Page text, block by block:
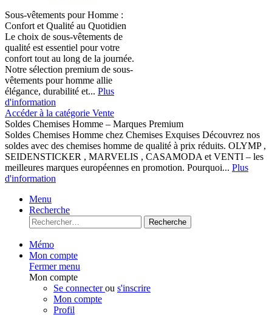
Sous-vêtements pour Homme :
Confort et Qualité au Quotidien
Le choix de sous-vêtements de
qualité est essentiel pour votre
confort tout au long de la journée.
Notre sélection premium de sous-
vêtements pour homme allie
élégance, durabilité et... Plus
d'information
Accéder à la catégorie Vente
Soldes Chemises Homme – Marques Premium
Soldes Chemises Homme chez Chemises Exquises Découvrez nos
soldes avec des chemises homme de qualité à prix réduits. OLYMP ,
SEIDENSTICKER , MARVELIS , CASAMODA et VENTI – les
meilleures marques européennes en promotion. Pourquoi... Plus
d'information
Menu
Recherche
Recherche
Mémo
Mon compte
Fermer menu
Mon compte
Se connecterou s'inscrire
Mon compte
Profil